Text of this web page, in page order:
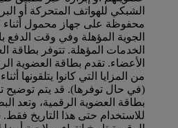
الشبكي للهواتف المتحركة أو
محفوظة على جهاز محمول
الجوية المؤهلة وفي وقت الدفع
الخدمات المؤهلة. تتوفر بطاقة
الأعضاء. تقدم بطاقة العضوية
من المزايا التي كانوا يتلقونها
(في حال توفرها). قد يتم توضيح
بطاقة العضوية الرقمية، وتعد
للاستخدام حتى هذا التاريخ